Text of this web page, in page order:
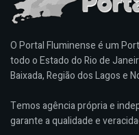
O Portal Fluminense é um
todo o Estado do Rio de
Baixada, Região dos Lagos e
Temos agência própria e
garante a qualidade e